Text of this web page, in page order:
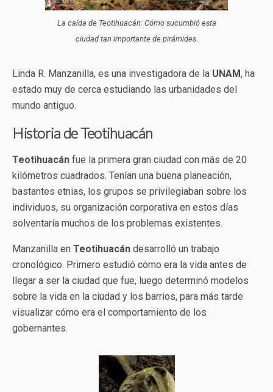
La caída de Teotihuacán: Cómo sucumbió esta
ciudad tan importante de pirámides.
Linda R. Manzanilla, es una investigadora de la UNAM, ha
estado muy de cerca estudiando las urbanidades del
mundo antiguo.
Historia de Teotihuacán
Teotihuacán fue la primera gran ciudad con más de 20
kilómetros cuadrados. Tenían una buena planeación,
bastantes etnias, los grupos se privilegiaban sobre los
individuos, su organización corporativa en estos días
solventaría muchos de los problemas existentes.
Manzanilla en Teotihuacán desarrolló un trabajo
cronológico. Primero estudió cómo era la vida antes de
llegar a ser la ciudad que fue, luego determinó modelos
sobre la vida en la ciudad y los barrios, para más tarde
visualizar cómo era el comportamiento de los
gobernantes.